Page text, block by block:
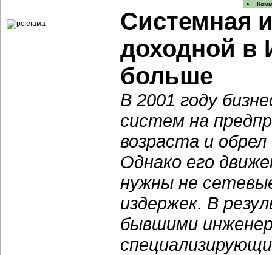
Системная
доходной в
больше
В 2001 году
систем на
возраста и
Однако его
нужны не
издержек. В
бывшими